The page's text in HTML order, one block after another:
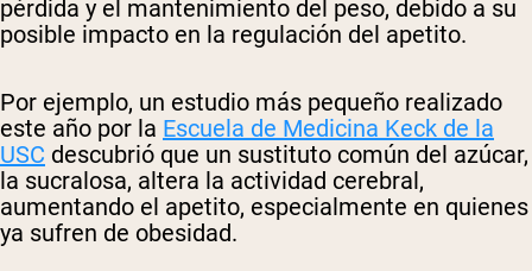
pérdida y el mantenimiento del peso, debido a su
posible impacto en la regulación del apetito.
Por ejemplo, un estudio más pequeño realizado
este año por la Escuela de Medicina Keck de la
USC descubrió que un sustituto común del azúcar,
la sucralosa, altera la actividad cerebral,
aumentando el apetito, especialmente en quienes
ya sufren de obesidad.